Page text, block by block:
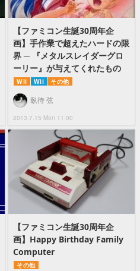
【ファミコン生誕30周年企
画】手作業で超えたハードの限
界 ─ 『メタルスレイダーグロ
ーリー』が与えてくれたもの
Wii Wii その他
2013.7.15 Mon 11:00
臥待 弦
【ファミコン生誕30周年企
画】Happy Birthday Family
Computer
その他